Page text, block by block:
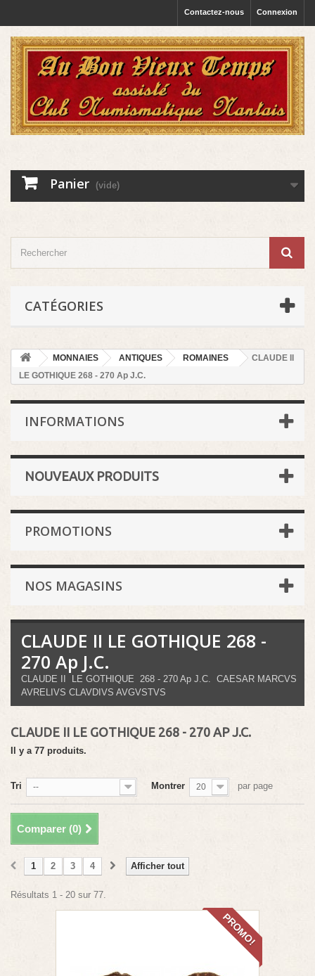
Connexion
Contactez-nous
Panier (vide)
CATÉGORIES
MONNAIES ANTIQUES ROMAINES
CLAUDE II
LE GOTHIQUE 268 - 270 Ap J.C.
INFORMATIONS
NOUVEAUX PRODUITS
PROMOTIONS
NOS MAGASINS
CLAUDE II LE GOTHIQUE 268 -
270 Ap J.C.
CLAUDE II LE GOTHIQUE 268 - 270 Ap J.C. CAESAR MARCVS
AVRELIVS CLAVDIVS AVGVSTVS
CLAUDE II LE GOTHIQUE 268 - 270 AP J.C.
Il y a 77 produits.
Tri -- Montrer 20 par page
Comparer (0)
Afficher tout
1 2 3 4
Résultats 1 - 20 sur 77.
PROMO!